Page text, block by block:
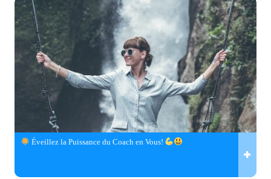
Éveillez la Puissance du Coach en Vous!